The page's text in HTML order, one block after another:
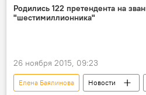
младенец
смерть
роженицы
Родились 122 претендента на
"шестимиллионника"
26 ноября 2015, 09:23
Елена Баялинова Новости